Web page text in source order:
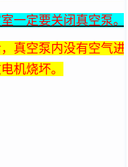
一定要关闭真空泵。
真空泵内没有空气
机烧坏。